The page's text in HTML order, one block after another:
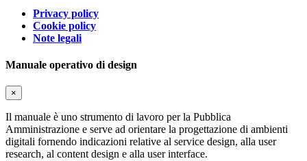
Privacy policy
Cookie policy
Note legali
Manuale operativo di design
×
Il manuale è uno strumento di lavoro per la Pubblica
Amministrazione e serve ad orientare la progettazione di ambienti
digitali fornendo indicazioni relative al service design, alla user
research, al content design e alla user interface.